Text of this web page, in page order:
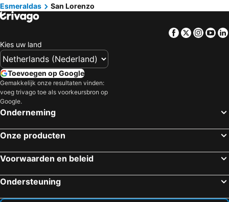
Esmeraldas
San Lorenzo
Facebook
Twitter
Kies uw land
Toevoegen op Google
Gemakkelijk onze resultaten vinden:
voeg trivago toe als voorkeursbron op
Google.
Onderneming
Onze producten
Voorwaarden en beleid
Ondersteuning